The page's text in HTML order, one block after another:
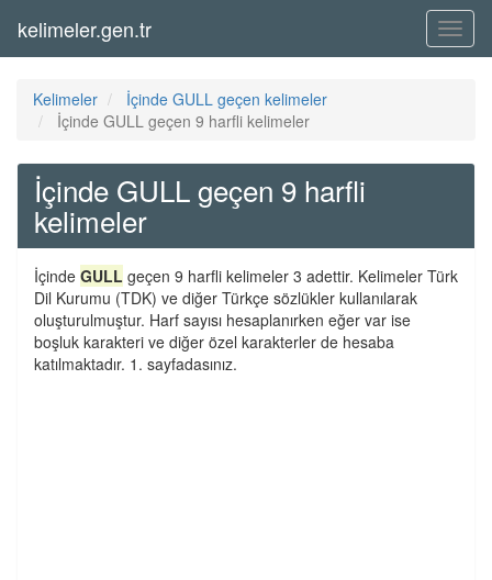
Menü
kelimeler.gen.tr
Kelimeler
İçinde GULL geçen kelimeler
İçinde GULL geçen 9 harfli kelimeler
İçinde GULL geçen 9 harfli
kelimeler
İçinde GULL geçen 9 harfli kelimeler 3 adettir. Kelimeler Türk
Dil Kurumu (TDK) ve diğer Türkçe sözlükler kullanılarak
oluşturulmuştur. Harf sayısı hesaplanırken eğer var ise
boşluk karakteri ve diğer özel karakterler de hesaba
katılmaktadır. 1. sayfadasınız.